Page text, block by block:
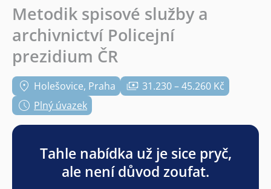
Metodik spisové služby a
archivnictví Policejní
prezidium ČR
Holešovice, Praha
31.230 – 45.260 Kč
Plný úvazek
Tahle nabídka už je sice pryč,
ale není důvod zoufat.